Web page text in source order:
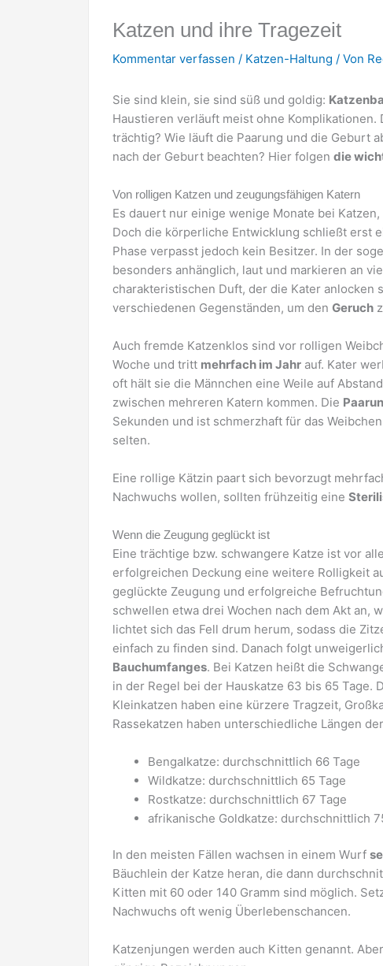
Katzen und ihre Tragezeit
Kommentar verfassen / Katzen-Haltung / Von
Sie sind klein, sie sind süß und goldig:
Haustieren verläuft meist ohne
trächtig? Wie läuft die Paarung und die Geburt
nach der Geburt beachten? Hier folgen die
Von rolligen Katzen und zeugungsfähigen Katern
Es dauert nur einige wenige Monate bei
Doch die körperliche Entwicklung schließt erst
Phase verpasst jedoch kein Besitzer. In der
besonders anhänglich, laut und markieren an
charakteristischen Duft, der die Kater anlocken
verschiedenen Gegenständen, um den Geruch
Auch fremde Katzenklos sind vor rolligen
Woche und tritt mehrfach im Jahr auf. Kater
oft hält sie die Männchen eine Weile auf
zwischen mehreren Katern kommen. Die
Sekunden und ist schmerzhaft für das
selten.
Eine rollige Kätzin paart sich bevorzugt
Nachwuchs wollen, sollten frühzeitig eine
Wenn die Zeugung geglückt ist
Eine trächtige bzw. schwangere Katze ist vor
erfolgreichen Deckung eine weitere Rolligkeit
geglückte Zeugung und erfolgreiche
schwellen etwa drei Wochen nach dem Akt an,
lichtet sich das Fell drum herum, sodass die
einfach zu finden sind. Danach folgt
Bauchumfanges. Bei Katzen heißt die
in der Regel bei der Hauskatze 63 bis 65 Tage.
Kleinkatzen haben eine kürzere Tragzeit,
Rassekatzen haben unterschiedliche Längen
Bengalkatze: durchschnittlich 66 Tage
Wildkatze: durchschnittlich 65 Tage
Rostkatze: durchschnittlich 67 Tage
afrikanische Goldkatze: durchschnittlich
In den meisten Fällen wachsen in einem Wurf
Bäuchlein der Katze heran, die dann
Kitten mit 60 oder 140 Gramm sind möglich.
Nachwuchs oft wenig Überlebenschancen.
Katzenjungen werden auch Kitten genannt.